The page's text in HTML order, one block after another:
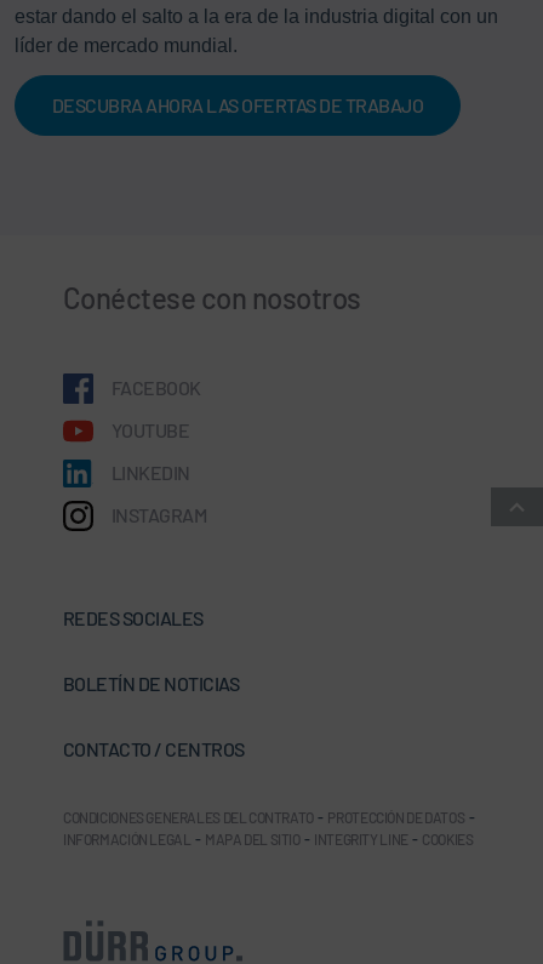
estar dando el salto a la era de la industria digital con un
líder de mercado mundial.
DESCUBRA AHORA LAS OFERTAS DE TRABAJO
Conéctese con nosotros
FACEBOOK
YOUTUBE
LINKEDIN
INSTAGRAM
REDES SOCIALES
BOLETÍN DE NOTICIAS
CONTACTO / CENTROS
CONDICIONES GENERALES DEL CONTRATO - PROTECCIÓN DE DATOS -
INFORMACIÓN LEGAL - MAPA DEL SITIO - INTEGRITY LINE - COOKIES